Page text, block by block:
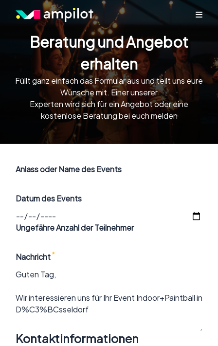
Beratung und Angebot
erhalten
Füllt ganz einfach das Formular aus und teilt uns eure
Wünsche mit. Einer unserer
Experten wird sich für ein Angebot oder eine
kostenlose Beratung bei euch melden
Anlass oder Name des Events
Datum des Events
Ungefähre Anzahl der Teilnehmer
Nachricht *
Kontaktinformationen